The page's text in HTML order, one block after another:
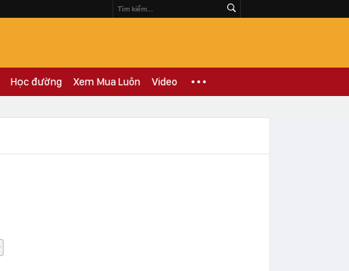
Học đường Xem Mua Luôn Video